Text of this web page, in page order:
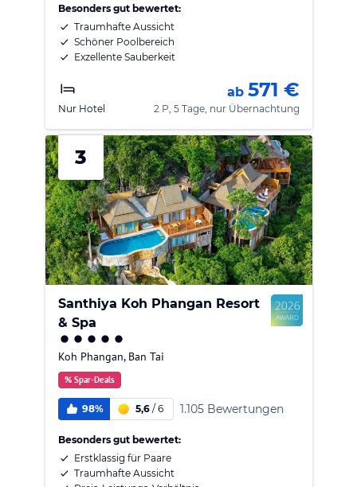
Besonders gut bewertet:
Traumhafte Aussicht
Schöner Poolbereich
Exzellente Sauberkeit
Nur Hotel
ab 571 €
2 P, 5 Tage, nur Übernachtung
3
Santhiya Koh Phangan Resort
& Spa
Koh Phangan, Ban Tai
% Spar-Deals
98% 5,6/ 6 1.105 Bewertungen
Besonders gut bewertet:
Erstklassig für Paare
Traumhafte Aussicht